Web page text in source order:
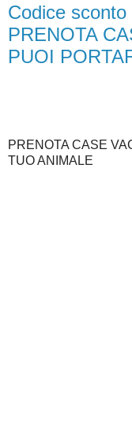
Codice
PRENOTA
PUOI
PRENOTA CASE
TUO ANIMALE